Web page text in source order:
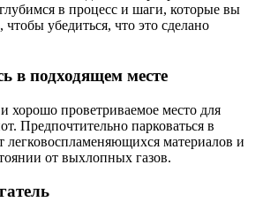
в процесс и шаги, которые вы
убедиться, что это сделано
в подходящем месте
хорошо проветриваемое место для
Предпочтительно парковаться в
легковоспламеняющихся материалов и
от выхлопных газов.